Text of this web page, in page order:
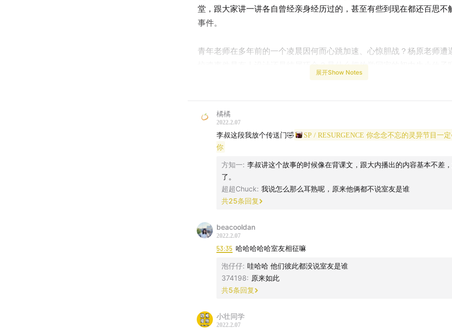
堂，跟大家讲一讲各自曾经亲身经历过的，甚至有些到现在都还百思不
事件。
青年老师在多年前的一个凌晨因何而心跳加速、心惊胆战？杨原老师遭
惊魂事件是有人设计还是纯属巧合？是什么把放学回家的初中生小伙子
素激增的“惊悚”内容，请听本期节目。
此外，本期节目开头还设置了“日谈公园2021年度贡献大奖”的颁发环节
哪位主播将这个重要的奖项一举纳入囊中，并发表出了“这个奖不是我拿
拿呢”的获奖豪言？
|Song List|
本期节目相关链接：
日谈公园2021年度节目大评选结果！
大内密谈：你念念不忘的灵异节目一定会回来找你
展开Show Notes
橘橘
2022.2.07
李叔这段我放个传送门🤣
SP / RESURGENCE 你念念不忘的灵异节目一定会回来找
你
方知一: 李叔讲这个故事的时候像在背课文，跟大内播出的内容基本不差
了。
超超Chuck: 我说怎么那么耳熟呢，原来他俩都不说室友是谁
共25条回复
beacooldan
2022.2.07
53:35 哈哈哈哈哈室友相征嘛
泡仔仔: 哇哈哈 他们彼此都没说室友是谁
374198: 原来如此
共5条回复
小壮同学
2022.2.07